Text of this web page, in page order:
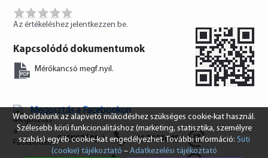
SZEKSZÁRD +36 74 510 054
Az értékeléshez jelentkezzen be.
Kapcsolódó dokumentumok
Mérőkancsó megf.nyil.
Megosztás a Facebookon
Weboldalunk az alapvető működéshez szükséges cookie-kat használ.
Szélesebb körű funkcionalitáshoz (marketing, statisztika, személyre
szabás) egyéb cookie-kat engedélyezhet. További információ: Süti
(cookie) tájékoztató – Adatkezelési tájékoztató